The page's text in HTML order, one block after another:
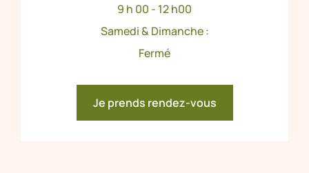
9 h 00 - 12 h00
Samedi & Dimanche :
Fermé
Je prends rendez-vous